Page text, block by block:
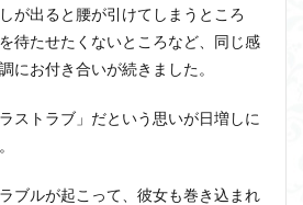
が出ると腰が引けてしまうところ
待たせたくないところなど、同じ感
にお付き合いが続きました。
ストラブ」だという思いが日増しに
ブルが起こって、彼女も巻き込まれ